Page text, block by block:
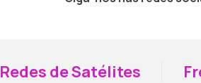
Redes de Satélites